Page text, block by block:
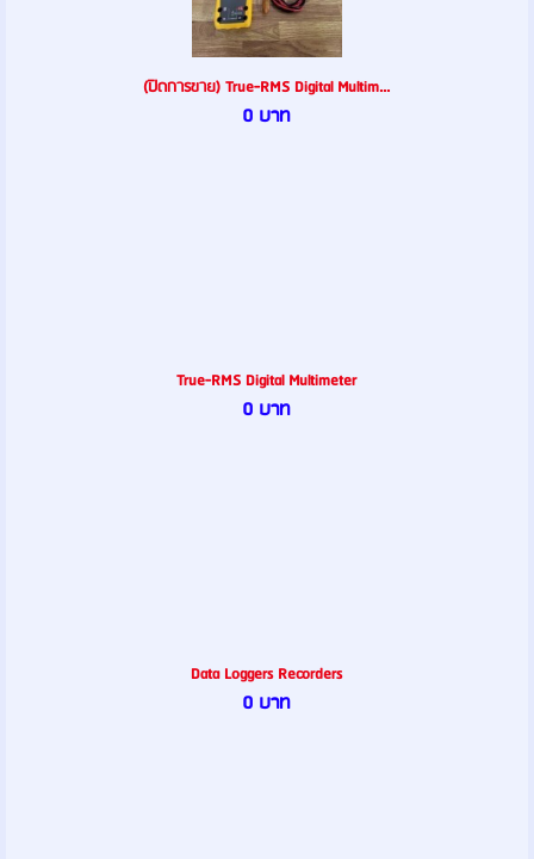
(ปิดการขาย) True-RMS Digital Multim...
0 บาท
True-RMS Digital Multimeter
0 บาท
Data Loggers Recorders
0 บาท